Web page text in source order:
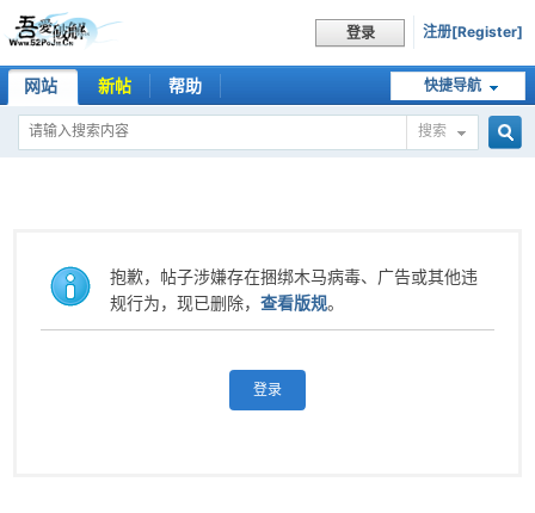
登录 注册[Register]
快捷导航
网站 新帖 帮助
搜索
抱歉，帖子涉嫌存在捆绑木马病毒、广告或其他违
规行为，现已删除，查看版规。
登录